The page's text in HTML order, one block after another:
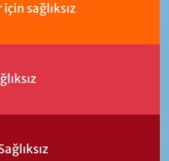
sağlıksız